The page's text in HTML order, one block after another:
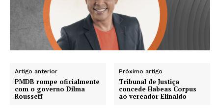
Artigo anterior
PMDB rompe oficialmente
com o governo Dilma
Rousseff
Próximo artigo
Tribunal de Justiça
concede Habeas Corpus
ao vereador Elinaldo